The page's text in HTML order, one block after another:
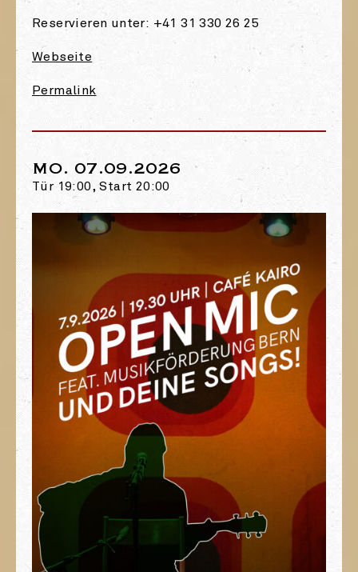
Reservieren unter: +41 31 330 26 25
Webseite
Permalink
MO. 07.09.2026
Tür 19:00, Start 20:00